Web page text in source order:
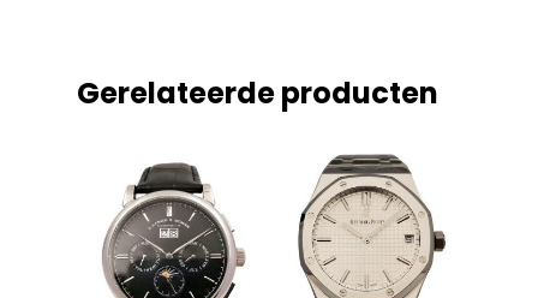
Gerelateerde producten